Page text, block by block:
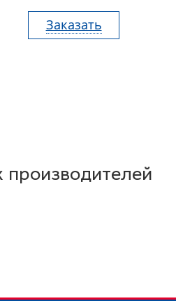
Заказать
производителей